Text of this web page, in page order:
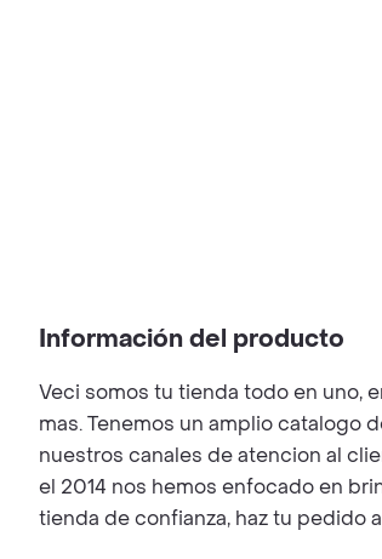
Información del producto
Veci somos tu tienda todo en uno,
mas. Tenemos un amplio catalogo
nuestros canales de atencion al
el 2014 nos hemos enfocado en
tienda de confianza, haz tu pedido